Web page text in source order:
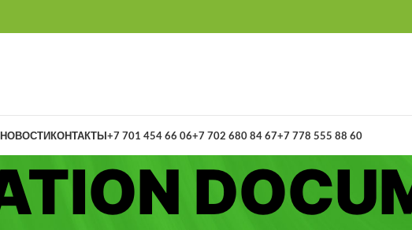
НОВОСТИКОНТАКТЫ+7 701 454 66 06+7 702 680 84 67+7 778 555 88 60